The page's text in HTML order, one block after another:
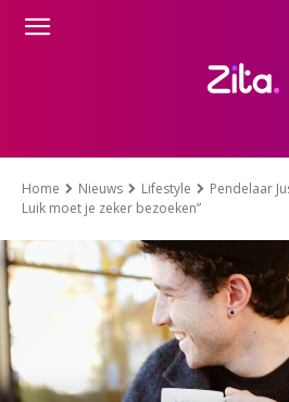
Home Nieuws Lifestyle
Pendelaar
Luik moet je zeker bezoeken”